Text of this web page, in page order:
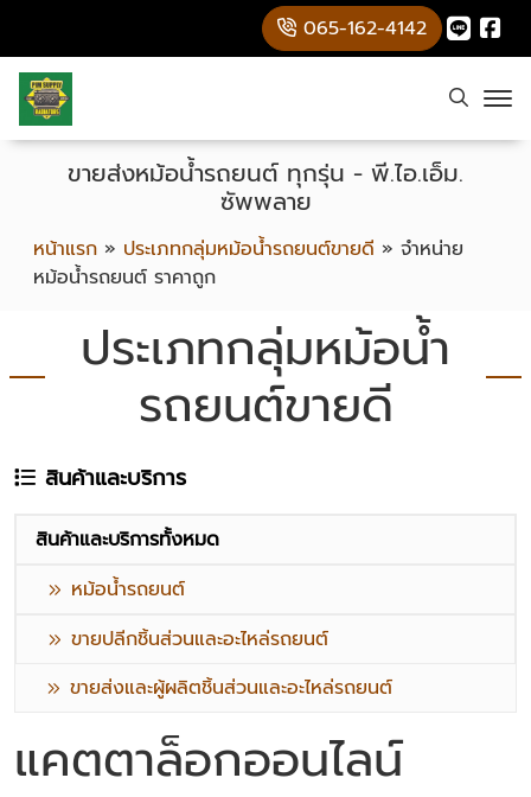
065-162-4142
หน้าแรก » ประเภทกลุ่มหม้อน้ำรถยนต์ขายดี » จำหน่าย
หม้อน้ำรถยนต์ ราคาถูก
ขายส่งหม้อน้ำรถยนต์ ทุกรุ่น - พี.ไอ.เอ็ม.
ซัพพลาย
ประเภทกลุ่มหม้อน้ำ
รถยนต์ขายดี
สินค้าและบริการ
สินค้าและบริการทั้งหมด
หม้อน้ำรถยนต์
ขายปลีกชิ้นส่วนและอะไหล่รถยนต์
ขายส่งและผู้ผลิตชิ้นส่วนและอะไหล่รถยนต์
แคตตาล็อกออนไลน์